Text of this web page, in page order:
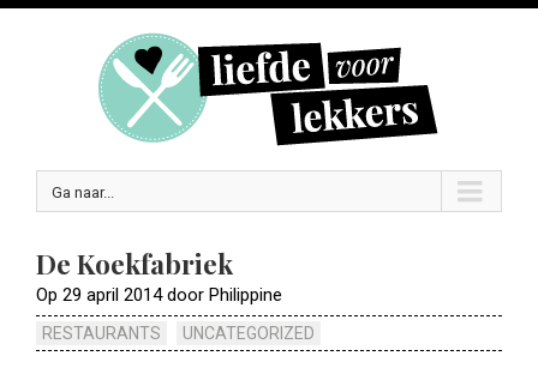
Ga naar...
De Koekfabriek
Op 29 april 2014 door Philippine
RESTAURANTS UNCATEGORIZED